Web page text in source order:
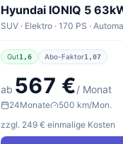
Gut1,6 Abo-Faktor1,07
ab 567 €/ Monat
24Monate
500 km/Mon.
zzgl. 249 € einmalige Kosten